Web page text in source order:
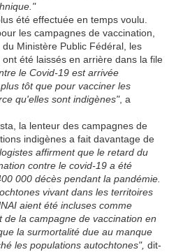
été effectuée en temps voulu.
les campagnes de vaccination,
Ministère Public Fédéral, les
été laissés en arrière dans la file
le Covid-19 est arrivée
tôt que pour vacciner les
qu'elles sont indigènes", a
la lenteur des campagnes de
indigènes a fait davantage de
affirment que le retard du
contre le covid-19 a été
000 décès pendant la pandémie.
vivant dans les territoires
aient été incluses comme
la campagne de vaccination en
la surmortalité due au manque
les populations autochtones", dit-